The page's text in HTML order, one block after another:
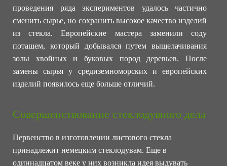
проведения ряда экспериментов удалось частично
сменить сырье, но сохранить высокое качество изделий
из стекла. Европейские мастера заменили соду
поташем, который добывался путем выщелачивания
золы хвойных и буковых пород деревьев. После
замены сырья у средиземноморских и европейских
изделий появилось еще больше отличий.
Совершенствование стеклодувного дела
Первенство в изготовлении листового стекла
принадлежит немецким стеклодувам. Еще в
одиннадцатом веке у них возникла идея выдувать